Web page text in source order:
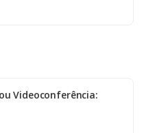
Videoconferência: